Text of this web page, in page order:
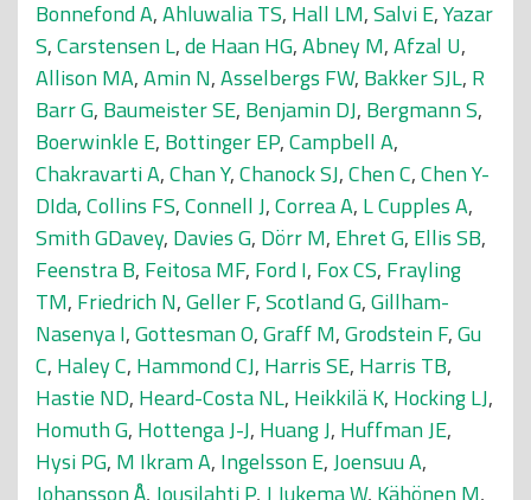
Bonnefond A,Ahluwalia TS, Hall LM,Salvi E,Yazar
S,Carstensen L,de Haan HG,Abney M,Afzal U,
Allison MA,Amin N,Asselbergs FW, Bakker SJL, R
Barr G, Baumeister SE, Benjamin DJ, Bergmann S,
Boerwinkle E, Bottinger EP,Campbell A,
Chakravarti A,Chan Y,Chanock SJ,Chen C,Chen Y-
DIda,Collins FS,Connell J,Correa A, L Cupples A,
Smith GDavey, Davies G, Dörr M, Ehret G, Ellis SB,
Feenstra B, Feitosa MF, Ford I, Fox CS, Frayling
TM, Friedrich N,Geller F,Scotland G,Gillham-
Nasenya I,Gottesman O,Graff M,Grodstein F,Gu
C, Haley C, Hammond CJ, Harris SE, Harris TB,
Hastie ND, Heard-Costa NL, Heikkilä K, Hocking LJ,
Homuth G, Hottenga J-J, Huang J, Huffman JE,
Hysi PG, M Ikram A, Ingelsson E,Joensuu A,
Johansson Å,Jousilahti P,J Jukema W, Kähönen M,